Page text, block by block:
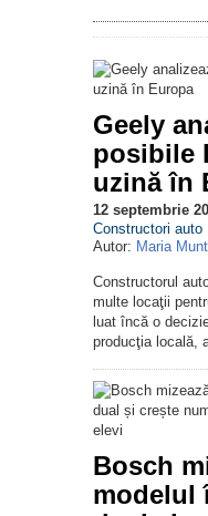
Geely
posibile
uzină în
12 septembrie
Constructori auto
Autor: Maria
Constructorul
multe locaţii
luat încă o
producţia locală,
Bosch
modelul